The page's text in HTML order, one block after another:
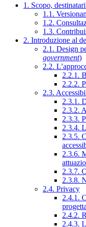
1. Scopo,
1.1.
1.2.
1.3.
2. Introduzione al
2.1. Design
government)
2.2.
2.2.1.
2.2.2.
2.3.
2.3.1.
2.3.2.
2.3.3.
2.3.4.
2.3.5.
2.3.6.
2.3.7.
2.3.8.
2.4. Privacy
2.4.1.
2.4.2.
2.4.3.